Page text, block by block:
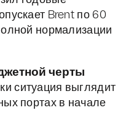
Brent по 60
нормализации
черты
ситуация выглядит
портах в начале